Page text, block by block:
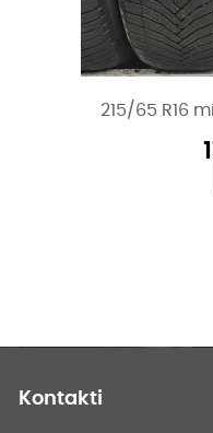
215/65 R17
Kontakti